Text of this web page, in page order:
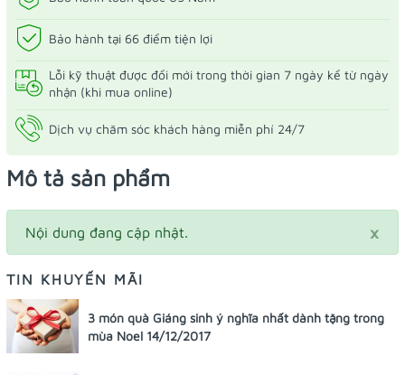
Bảo hành tại 66 điểm tiện lợi
Lỗi kỹ thuật được đổi mới trong thời gian 7 ngày kể từ ngày
nhận (khi mua online)
Dịch vụ chăm sóc khách hàng miễn phí 24/7
Mô tả sản phẩm
×
Nội dung đang cập nhật.
TIN KHUYẾN MÃI
3 món quà Giáng sinh ý nghĩa nhất dành tặng trong
mùa Noel 14/12/2017